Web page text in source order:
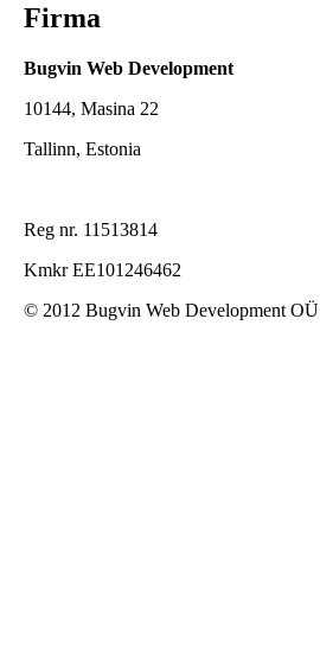
Firma
Bugvin Web Development
10144, Masina 22
Tallinn, Estonia
Reg nr. 11513814
Kmkr EE101246462
© 2012 Bugvin Web Development OÜ